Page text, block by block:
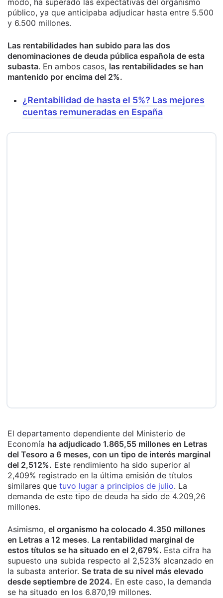
modo, ha superado las expectativas del organismo
público, ya que anticipaba adjudicar hasta entre 5.500
y 6.500 millones.
Las rentabilidades han subido para las dos
denominaciones de deuda pública española de esta
subasta. En ambos casos, las rentabilidades se han
mantenido por encima del 2%.
¿Rentabilidad de hasta el 5%? Las mejores
cuentas remuneradas en España
El departamento dependiente del Ministerio de
Economía ha adjudicado 1.865,55 millones en Letras
del Tesoro a 6 meses, con un tipo de interés marginal
del 2,512%. Este rendimiento ha sido superior al
2,409% registrado en la última emisión de títulos
similares que tuvo lugar a principios de julio. La
demanda de este tipo de deuda ha sido de 4.209,26
millones.
Asimismo, el organismo ha colocado 4.350 millones
en Letras a 12 meses. La rentabilidad marginal de
estos títulos se ha situado en el 2,679%. Esta cifra ha
supuesto una subida respecto al 2,523% alcanzado en
la subasta anterior. Se trata de su nivel más elevado
desde septiembre de 2024. En este caso, la demanda
se ha situado en los 6.870,19 millones.